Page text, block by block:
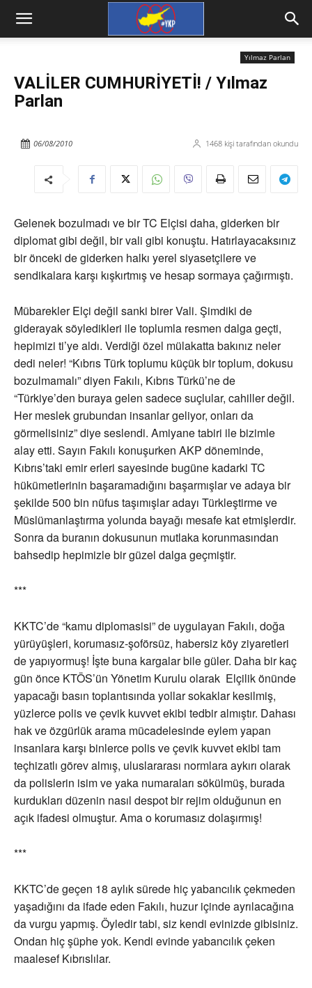
Yılmaz Parlan
VALİLER CUMHURİYETİ! / Yılmaz
Parlan
1468 kişi tarafından okundu
06/08/2010
Gelenek bozulmadı ve bir TC Elçisi daha, giderken bir
diplomat gibi değil, bir vali gibi konuştu. Hatırlayacaksınız
bir önceki de giderken halkı yerel siyasetçilere ve
sendikalara karşı kışkırtmış ve hesap sormaya çağırmıştı.
Mübarekler Elçi değil sanki birer Vali. Şimdiki de
giderayak söyledikleri ile toplumla resmen dalga geçti,
hepimizi ti’ye aldı. Verdiği özel mülakatta bakınız neler
dedi neler! “Kıbrıs Türk toplumu küçük bir toplum, dokusu
bozulmamalı” diyen Fakılı, Kıbrıs Türkü’ne de
“Türkiye’den buraya gelen sadece suçlular, cahiller değil.
Her meslek grubundan insanlar geliyor, onları da
görmelisiniz” diye seslendi. Amiyane tabiri ile bizimle
alay etti. Sayın Fakılı konuşurken AKP döneminde,
Kıbrıs’taki emir erleri sayesinde bugüne kadarki TC
hükümetlerinin başaramadığını başarmışlar ve adaya bir
şekilde 500 bin nüfus taşımışlar adayı Türkleştirme ve
Müslümanlaştırma yolunda bayağı mesafe kat etmişlerdir.
Sonra da buranın dokusunun mutlaka korunmasından
bahsedip hepimizle bir güzel dalga geçmiştir.
***
KKTC’de “kamu diplomasisi” de uygulayan Fakılı, doğa
yürüyüşleri, korumasız-şoförsüz, habersiz köy ziyaretleri
de yapıyormuş! İşte buna kargalar bile güler. Daha bir kaç
gün önce KTÖS’ün Yönetim Kurulu olarak Elçilik önünde
yapacağı basın toplantısında yollar sokaklar kesilmiş,
yüzlerce polis ve çevik kuvvet ekibi tedbir almıştır. Dahası
hak ve özgürlük arama mücadelesinde eylem yapan
insanlara karşı binlerce polis ve çevik kuvvet ekibi tam
teçhizatlı görev almış, uluslararası normlara aykırı olarak
da polislerin isim ve yaka numaraları sökülmüş, burada
kurdukları düzenin nasıl despot bir rejim olduğunun en
açık ifadesi olmuştur. Ama o korumasız dolaşırmış!
***
KKTC’de geçen 18 aylık sürede hiç yabancılık çekmeden
yaşadığını da ifade eden Fakılı, huzur içinde ayrılacağına
da vurgu yapmış. Öyledir tabi, siz kendi evinizde gibisiniz.
Ondan hiç şüphe yok. Kendi evinde yabancılık çeken
maalesef Kıbrıslılar.